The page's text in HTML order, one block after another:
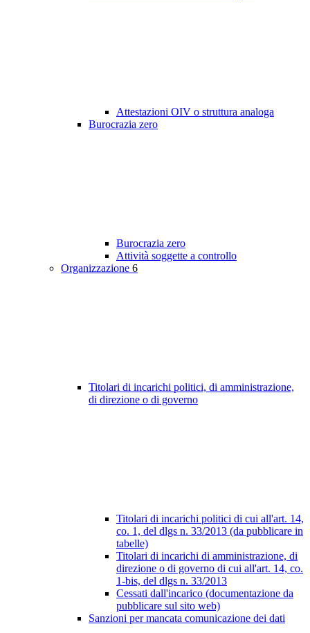
Attestazioni OIV o struttura analoga
Burocrazia zero
Burocrazia zero
Attività soggette a controllo
Organizzazione 6
Titolari di incarichi politici, di amministrazione,
di direzione o di governo
Titolari di incarichi politici di cui all'art. 14,
co. 1, del dlgs n. 33/2013 (da pubblicare in
tabelle)
Titolari di incarichi di amministrazione, di
direzione o di governo di cui all'art. 14, co.
1-bis, del dlgs n. 33/2013
Cessati dall'incarico (documentazione da
pubblicare sul sito web)
Sanzioni per mancata comunicazione dei dati